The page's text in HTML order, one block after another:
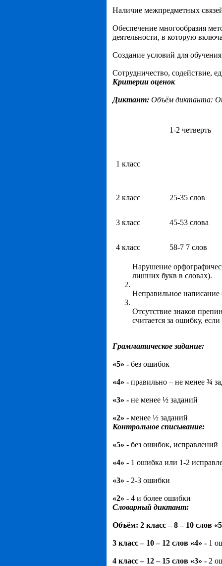
Наличие межпредметных
Обеспечение многообразия
деятельности, в которую
Создание условий для
Сотрудничество, содействие,
Критерии оценок
Диктант: Объём диктанта:
1-2 четверть
1 класс
2 класс 25-35 слов
3 класс 45-53 слова
4 класс 58-7 7 слов
Нарушение
лишних букв в словах).
Неправильное
Отсутствие знаков
считается за ошибку,
Грамматическое задание:
«5» - без ошибок
«4» - правильно – не менее ¾
«3» - не менее ½ заданий
«2» - менее ½ заданий
Контрольное списывание:
«5» - без ошибок, исправлений
«4» - 1 ошибка или 1-2
«3» - 2-3 ошибки
«2» - 4 и более ошибки
Словарный диктант:
Объём: 2 класс – 8 – 10 слов
3 класс – 10 – 12 слов «4» - 1
4 класс – 12 – 15 слов «3» - 2